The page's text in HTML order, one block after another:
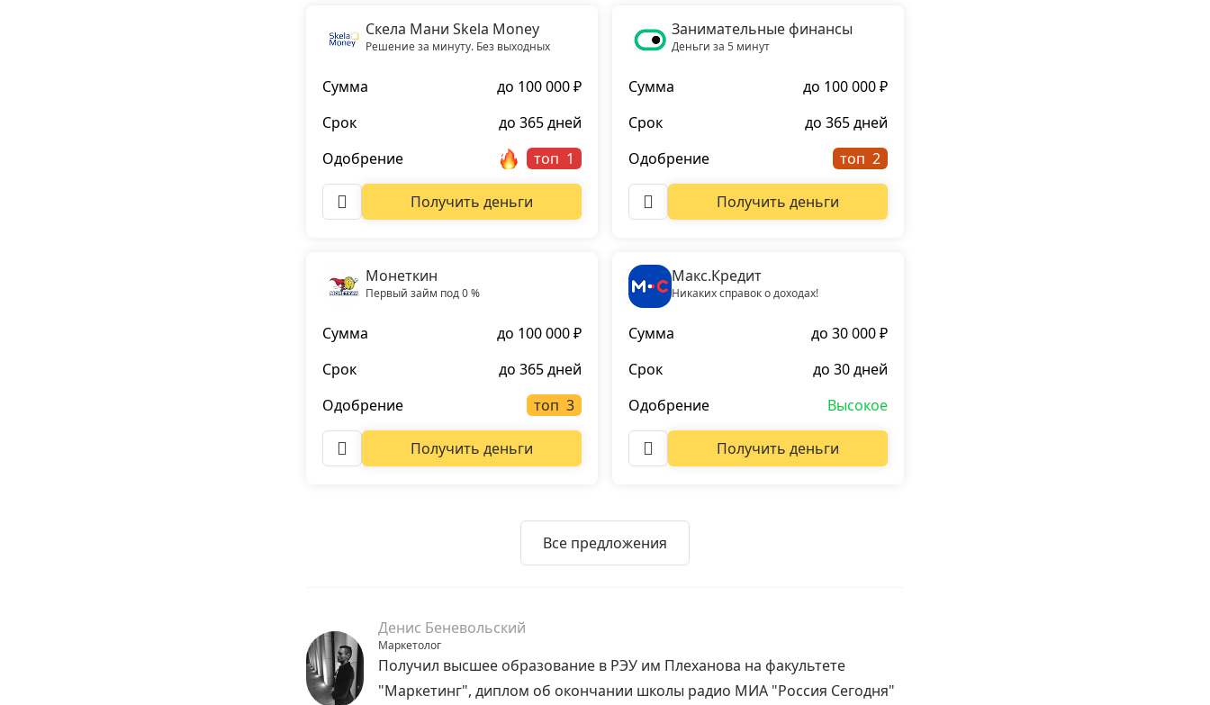
Скела Мани Skela Money
Решение за минуту. Без выходных
Сумма
до 100 000 ₽
Срок
до 365 дней
Одобрение
топ
Получить деньги
Занимательные финансы
Деньги за 5 минут
Сумма
до 100 000 ₽
Срок
до 365 дней
Одобрение
топ
Получить деньги
Монеткин
Первый займ под 0 %
Сумма
до 100 000 ₽
Срок
до 365 дней
Одобрение
топ
Получить деньги
Макс.Кредит
Никаких справок о доходах!
Сумма
до 30 000 ₽
Срок
до 30 дней
Одобрение
Высокое
Получить деньги
Все предложения
Денис Беневольский
Маркетолог
Получил высшее образование в РЭУ им Плеханова на факультете
"Маркетинг", диплом об окончании школы радио МИА "Россия Сегодня"